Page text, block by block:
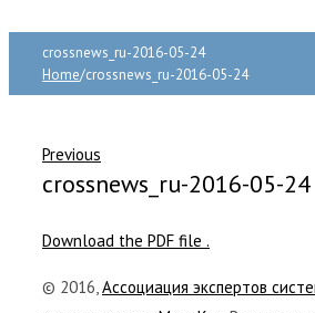
crossnews_ru-2016-05-24
Home/crossnews_ru-2016-05-24
Previous
crossnews_ru-2016-05-24
Download the PDF file .
© 2016,Ассоциация экспертов